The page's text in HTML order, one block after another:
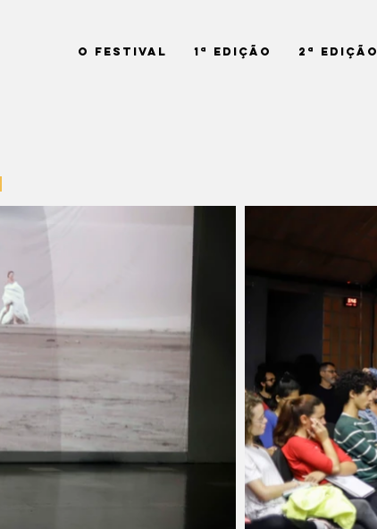
O Festival 1ª Edição 2ª Edição